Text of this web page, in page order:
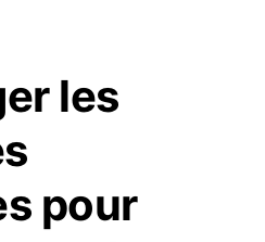
les
pour